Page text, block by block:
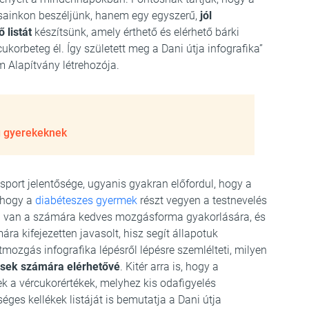
beszéljünk, hanem egy egyszerű, jól
listát készítsünk, amely érthető és elérhető bárki
él. Így született meg a Dani útja infografika”
Alapítvány létrehozója.
jelentősége, ugyanis gyakran előfordul, hogy a
a diabéteszes gyermek részt vegyen a testnevelés
a számára kedves mozgásforma gyakorlására, és
kifejezetten javasolt, hisz segít állapotuk
infografika lépésről lépésre szemlélteti, milyen
számára elérhetővé. Kitér arra is, hogy a
a vércukorértékek, melyhez kis odafigyelés
kellékek listáját is bemutatja a Dani útja